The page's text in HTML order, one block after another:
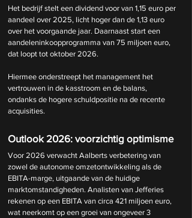
Het bedrijf stelt een dividend voor van 1,15 euro per
aandeel over 2025, licht hoger dan de 1,13 euro
over het voorgaande jaar. Daarnaast start een
aandeleninkoopprogramma van 75 miljoen euro,
dat loopt tot oktober 2026.
Hiermee onderstreept het management het
vertrouwen in de kasstroom en de balans,
ondanks de hogere schuldpositie na de recente
acquisities.
Outlook 2026: voorzichtig optimisme
Voor 2026 verwacht Aalberts verbetering van
zowel de autonome omzetontwikkeling als de
EBITA-marge, uitgaande van de huidige
marktomstandigheden. Analisten van Jefferies
rekenen op een EBITA van circa 421 miljoen euro,
wat neerkomt op een groei van ongeveer 3